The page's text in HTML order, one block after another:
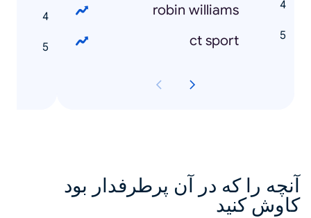
robin williams
ct sport
آنچه را که در آن پرطرفدار بود
کاوش کنید